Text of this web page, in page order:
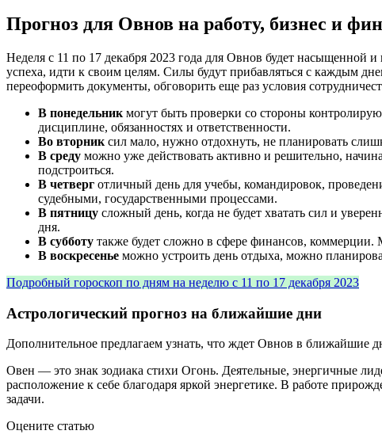
Прогноз для Овнов на работу, бизнес и
Неделя с 11 по 17 декабря 2023 года для Овнов будет насыщенной
успеха, идти к своим целям. Силы будут прибавляться с каждым
переоформить документы, обговорить еще раз условия
В понедельник могут быть проверки со стороны
дисциплине, обязанностях и ответственности.
Во вторник сил мало, нужно отдохнуть, не планировать
В среду можно уже действовать активно и решительно,
подстроиться.
В четверг отличный день для учебы, командировок,
судебными, государственными процессами.
В пятницу сложный день, когда не будет хватать сил и
дня.
В субботу также будет сложно в сфере финансов, коммерции.
В воскресенье можно устроить день отдыха, можно
Подробный гороскоп по дням на неделю с 11 по 17 декабря 2023
Астрологический прогноз на ближайшие дни
Дополнительное предлагаем узнать, что ждет Овнов в ближайшие
Овен — это знак зодиака стихи Огонь. Деятельные, энергичные
расположение к себе благодаря яркой энергетике. В работе
задачи.
Оцените статью